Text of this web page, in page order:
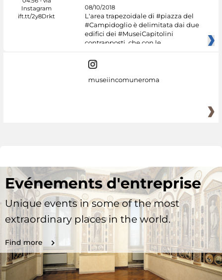
08/10/2018
L'area trapezoidale di #piazza del
#Campidoglio è delimitata dai due
edifici dei #MuseiCapitolini
contrapposti, che con le
museiincomuneroma
Evénements d'entreprise
Unique events in some of the most
extraordinary places in the world.
Find more